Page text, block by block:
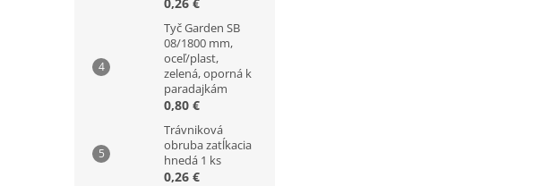
Tyč Garden SB
08/1800 mm,
oceľ/plast,
zelená, oporná k
paradajkám
0,80 €
Trávniková
obruba zatĺkacia
hnedá 1 ks
0,26 €